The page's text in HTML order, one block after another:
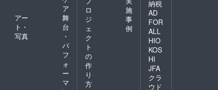
ア
アー
ト・
写真
舞
台
・
パ
フ
ォ
ー
マ
ロ
ジ
ェ
ク
ト
の
作
り
方
施
事
例
納税
AD
FOR
ALL
HIO
KOS
HI
JFA
クラ
ウド